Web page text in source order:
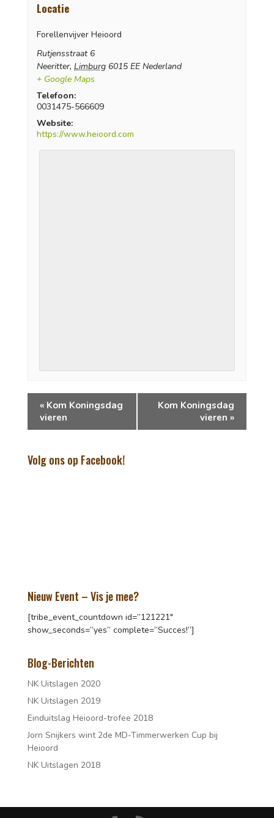
Locatie
Forellenvijver Heioord
Rutjensstraat 6
Neeritter, Limburg 6015 EE Nederland
+ Google Maps
Telefoon:
0031475-566609
Website:
https://www.heioord.com
«Kom Koningsdag
vieren
Kom Koningsdag
vieren »
Volg ons op Facebook!
Nieuw Event – Vis je mee?
[tribe_event_countdown id=”121221″
show_seconds=”yes” complete=”Succes!”]
Blog-Berichten
NK Uitslagen 2020
NK Uitslagen 2019
Einduitslag Heioord-trofee 2018
Jorn Snijkers wint 2de MD-Timmerwerken Cup bij
Heioord
NK Uitslagen 2018